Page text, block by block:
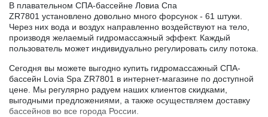
В плавательном СПА-бассейне Ловиа Спа
ZR7801 установлено довольно много форсунок - 61 штуки.
Через них вода и воздух направленно воздействуют на тело,
производя желаемый гидромассажный эффект. Каждый
пользователь может индивидуально регулировать силу потока.
Сегодня вы можете выгодно купить гидромассажный СПА-
бассейн Lovia Spa ZR7801 в интернет-магазине по доступной
цене. Мы регулярно радуем наших клиентов скидками,
выгодными предложениями, а также осуществляем доставку
бассейнов во все города России.